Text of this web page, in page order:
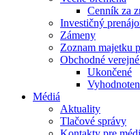
Cenník za
Investičný
Zámeny
Zoznam majetku
Obchodné
Ukončené
Médiá
Aktuality
Tlačové správy